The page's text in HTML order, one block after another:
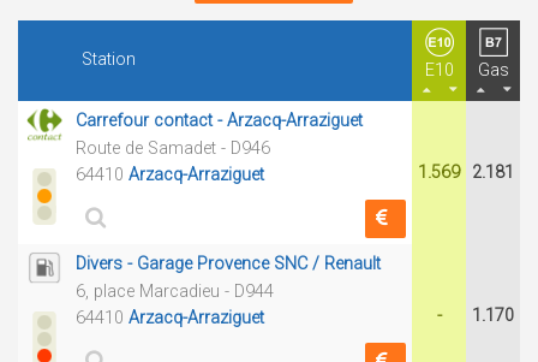
Station
E10 Gas
Carrefour contact - Arzacq-Arraziguet
Route de Samadet - D946
64410 Arzacq-Arraziguet 1.569 2.181
Divers - Garage Provence SNC / Renault
6, place Marcadieu - D944
64410 Arzacq-Arraziguet - 1.170